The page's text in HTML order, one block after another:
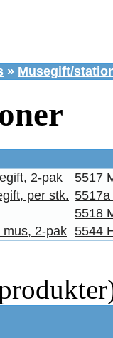
» Musegift/
5517
5518
5544